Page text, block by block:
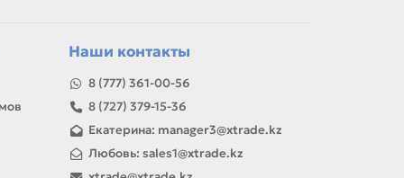
Наши контакты
8 (777) 361-00-56
8 (727) 379-15-36
Екатерина: manager3@xtrade.kz
Любовь: sales1@xtrade.kz